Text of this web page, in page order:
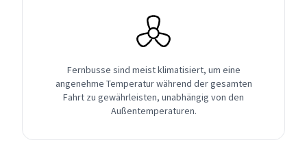
Fernbusse sind meist klimatisiert, um eine
angenehme Temperatur während der gesamten
Fahrt zu gewährleisten, unabhängig von den
Außentemperaturen.